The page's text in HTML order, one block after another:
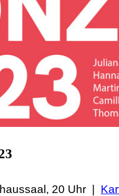
20 Uhr |